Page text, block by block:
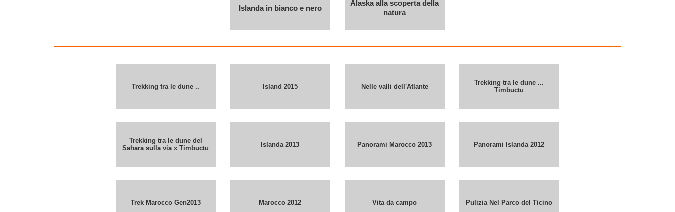
Islanda in bianco e nero
Alaska alla scoperta della
natura
Trekking tra le dune .. Island 2015 Nelle valli dell'Atlante
Trekking tra le dune ...
Timbuctu
Trekking tra le dune del
Sahara sulla via x Timbuctu
Islanda 2013 Panorami Marocco 2013 Panorami Islanda 2012
Trek Marocco Gen2013 Marocco 2012 Vita da campo Pulizia Nel Parco del Ticino